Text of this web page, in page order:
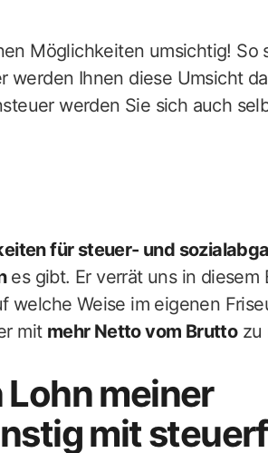
Möglichkeiten umsichtig! So
werden Ihnen diese Umsicht
werden Sie sich auch
für steuer- und
es gibt. Er verrät uns in diesem
welche Weise im eigenen
mit mehr Netto vom Bruttozu
Lohn meiner
mit